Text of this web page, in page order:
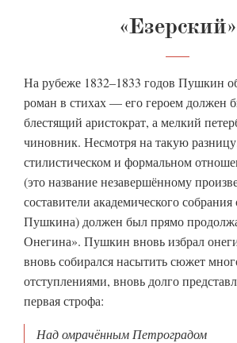
«Езерский»
На рубеже 1832–1833 годов Пушкин
роман в стихах — его героем должен
блестящий аристократ, а мелкий
чиновник. Несмотря на такую
стилистическом и формальном
(это название незавершённому
составители академического
Пушкина) должен был прямо
Онегина». Пушкин вновь избрал
вновь собирался насытить сюжет
отступлениями, вновь долго
первая строфа:
Над омрачённым Петроградом